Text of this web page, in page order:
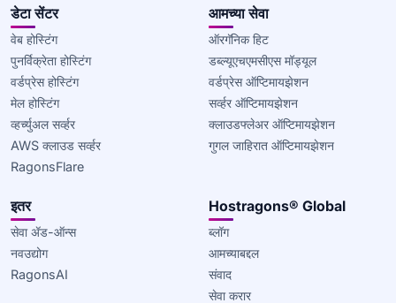
डेटा सेंटर
वेब होस्टिंग
पुनर्विक्रेता होस्टिंग
वर्डप्रेस होस्टिंग
मेल होस्टिंग
व्हर्च्युअल सर्व्हर
AWS क्लाउड सर्व्हर
RagonsFlare
आमच्या सेवा
ऑरगॅनिक हिट
डब्ल्यूएचएमसीएस मॉड्यूल
वर्डप्रेस ऑप्टिमायझेशन
सर्व्हर ऑप्टिमायझेशन
क्लाउडफ्लेअर ऑप्टिमायझेशन
गुगल जाहिरात ऑप्टिमायझेशन
इतर
सेवा ॲड-ऑन्स
नवउद्योग
RagonsAI
Hostragons® Global
ब्लॉग
आमच्याबद्दल
संवाद
सेवा करार